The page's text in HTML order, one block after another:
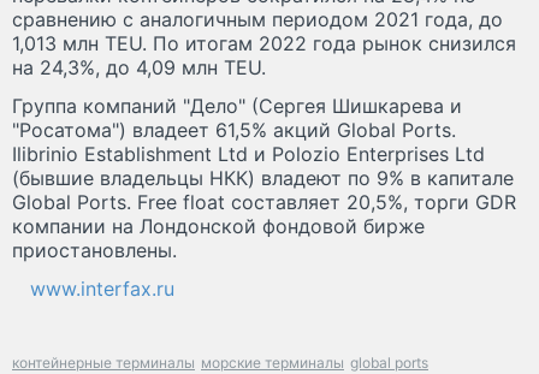
сравнению с аналогичным периодом 2021 года, до
1,013 млн TEU. По итогам 2022 года рынок снизился
на 24,3%, до 4,09 млн TEU.
Группа компаний "Дело" (Сергея Шишкарева и
"Росатома") владеет 61,5% акций Global Ports.
Ilibrinio Establishment Ltd и Polozio Enterprises Ltd
(бывшие владельцы НКК) владеют по 9% в капитале
Global Ports. Free float составляет 20,5%, торги GDR
компании на Лондонской фондовой бирже
приостановлены.
www.interfax.ru
контейнерные терминалы морские терминалы global ports